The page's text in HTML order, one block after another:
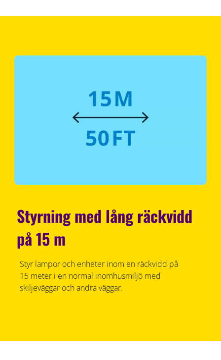
Styrning med lång räckvidd
på 15 m
Styr lampor och enheter inom en räckvidd på
15 meter i en normal inomhusmiljö med
skiljeväggar och andra väggar.